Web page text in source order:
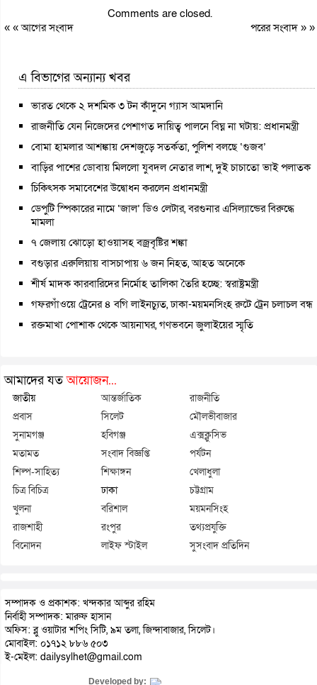
Comments are closed.
« «আগের সংবাদ পরের সংবাদ» »
এ বিভাগের অন্যান্য খবর
ভারত থেকে ২ দশমিক ৩ টন কাঁদুনে গ্যাস আমদানি
রাজনীতি যেন নিজেদের পেশাগত দায়িত্ব পালনে বিঘ্ন না ঘটায়: প্রধানমন্ত্রী
বোমা হামলার আশঙ্কায় দেশজুড়ে সতর্কতা, পুলিশ বলছে ‘গুজব’
বাড়ির পাশের ডোবায় মিললো যুবদল নেতার লাশ, দুই চাচাতো ভাই পলাতক
চিকিৎসক সমাবেশের উদ্বোধন করলেন প্রধানমন্ত্রী
ডেপুটি স্পিকারের নামে ‘জাল’ ডিও লেটার, বরগুনার এসিল্যান্ডের বিরুদ্ধে
মামলা
৭ জেলায় ঝোড়ো হাওয়াসহ বজ্রবৃষ্টির শঙ্কা
বগুড়ার এরুলিয়ায় বাসচাপায় ৬ জন নিহত, আহত অনেকে
শীর্ষ মাদক কারবারিদের নির্মোহ তালিকা তৈরি হচ্ছে: স্বরাষ্ট্রমন্ত্রী
গফরগাঁওয়ে ট্রেনের ৪ বগি লাইনচ্যুত, ঢাকা-ময়মনসিংহ রুটে ট্রেন চলাচল বন্ধ
রক্তমাখা পোশাক থেকে আয়নাঘর, গণভবনে জুলাইয়ের স্মৃতি
আমাদের যতআয়োজন...
জাতীয় আন্তর্জাতিক
রাজনীতি
প্রবাস
সিলেট
মৌলভীবাজার
সুনামগঞ্জ
হবিগঞ্জ
এক্সক্লুসিভ
মতামত
সংবাদ বিজ্ঞপ্তি
পর্যটন
শিল্প-সাহিত্য
শিক্ষাঙ্গন
খেলাধুলা
চিত্র বিচিত্র
ঢাকা
চট্টগ্রাম
খুলনা
বরিশাল
ময়মনসিংহ
রাজশাহী
রংপুর
তথ্যপ্রযুক্তি
বিনোদন
লাইফ স্টাইল সুসংবাদ প্রতিদিন
সম্পাদক ও প্রকাশক: খন্দকার আব্দুর রহিম
নির্বাহী সম্পাদক: মারুফ হাসান
অফিস: ব্লু ওয়াটার শপিং সিটি, ৯ম তলা, জিন্দাবাজার, সিলেট।
মোবাইল: ০১৭১২ ৮৮৬ ৫০৩
ই-মেইল: dailysylhet@gmail.com
Developed by: